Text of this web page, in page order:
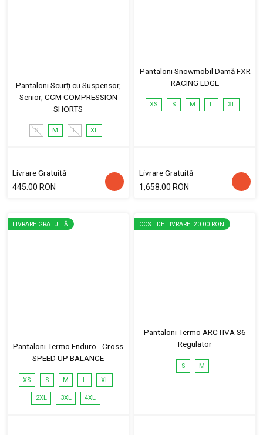
Pantaloni Scurți cu Suspensor,
Senior, CCM COMPRESSION
SHORTS
S M L XL
Livrare Gratuită
445.00 RON
Pantaloni Snowmobil Damă FXR
RACING EDGE
XS S M L XL
Livrare Gratuită
1,658.00 RON
LIVRARE GRATUITĂ
Pantaloni Termo Enduro - Cross
SPEED UP BALANCE
XS S M L XL
2XL 3XL 4XL
COST DE LIVRARE: 20.00 RON
Pantaloni Termo ARCTIVA S6
Regulator
S M